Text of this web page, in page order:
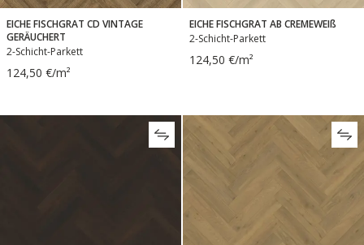
EICHE FISCHGRAT CD VINTAGE
GERÄUCHERT
2-Schicht-Parkett
124,50 €/m²
EICHE FISCHGRAT AB CREMEWEIß
2-Schicht-Parkett
124,50 €/m²